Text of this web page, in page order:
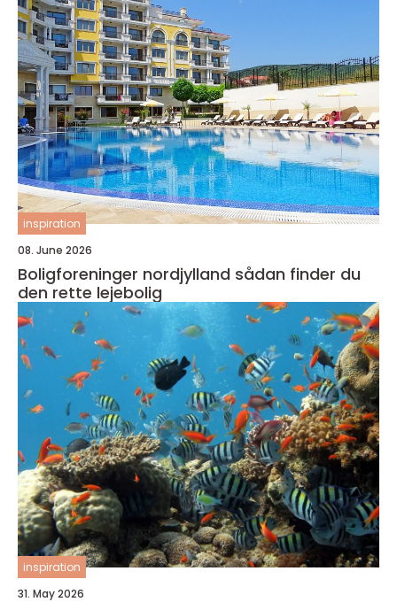
inspiration
08. June 2026
Boligforeninger nordjylland sådan finder du
den rette lejebolig
inspiration
31. May 2026